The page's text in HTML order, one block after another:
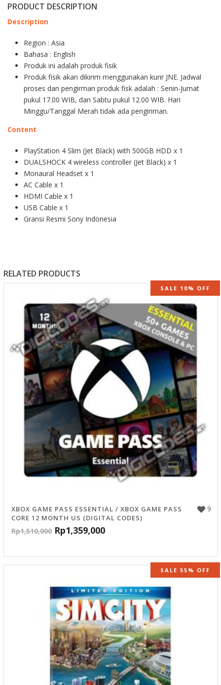
PRODUCT DESCRIPTION
Description
Region : Asia
Bahasa : English
Produk ini adalah produk fisik
Produk fisik akan dikirim menggunakan kurir JNE. Jadwal
proses dan pengirman produk fisk adalah : Senin-Jumat
pukul 17.00 WIB, dan Sabtu pukul 12.00 WIB. Hari
Minggu/Tanggal Merah tidak ada pengiriman.
Content
PlayStation 4 Slim (Jet Black) with 500GB HDD x 1
DUALSHOCK 4 wireless controller (Jet Black) x 1
Monaural Headset x 1
AC Cable x 1
HDMI Cable x 1
USB Cable x 1
Gransi Resmi Sony Indonesia
RELATED PRODUCTS
SALE 10% OFF
9
XBOX GAME PASS ESSENTIAL / XBOX GAME PASS
CORE 12 MONTH US (DIGITAL CODES)
Rp1,510,000 Rp1,359,000
SALE 55% OFF